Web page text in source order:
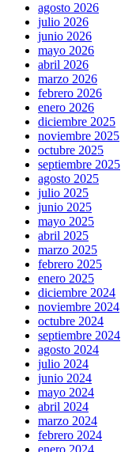
agosto 2026
julio 2026
junio 2026
mayo 2026
abril 2026
marzo 2026
febrero 2026
enero 2026
diciembre 2025
noviembre 2025
octubre 2025
septiembre 2025
agosto 2025
julio 2025
junio 2025
mayo 2025
abril 2025
marzo 2025
febrero 2025
enero 2025
diciembre 2024
noviembre 2024
octubre 2024
septiembre 2024
agosto 2024
julio 2024
junio 2024
mayo 2024
abril 2024
marzo 2024
febrero 2024